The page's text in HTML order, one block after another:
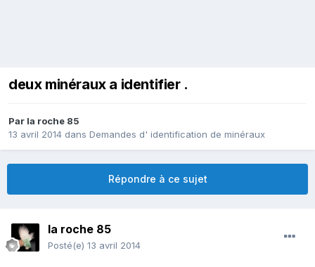
deux minéraux a identifier .
Par la roche 85
13 avril 2014 dans Demandes d' identification de minéraux
Répondre à ce sujet
la roche 85
Posté(e) 13 avril 2014